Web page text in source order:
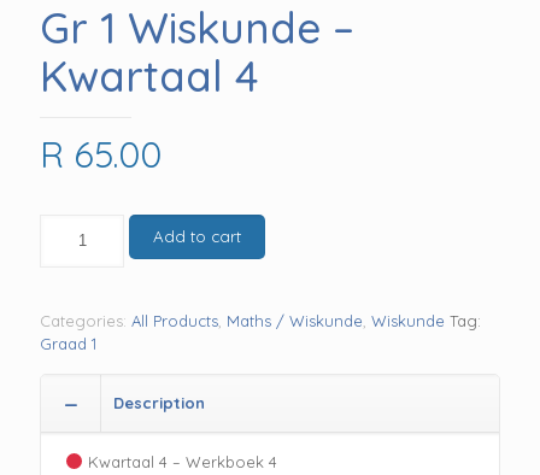
Gr 1 Wiskunde –
Kwartaal 4
R 65.00
Kwartaal
4
Add to cart
Categories: All Products Maths / Wiskunde Wiskunde Tag:
Graad 1
Description
Kwartaal 4 – Werkboek 4